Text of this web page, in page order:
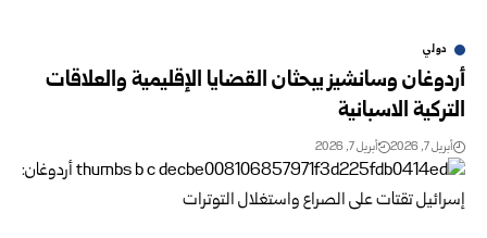
دولي
أردوغان وسانشيز يبحثان القضايا الإقليمية والعلاقات
التركية الاسبانية
أبريل 7, 2026 أبريل 7, 2026